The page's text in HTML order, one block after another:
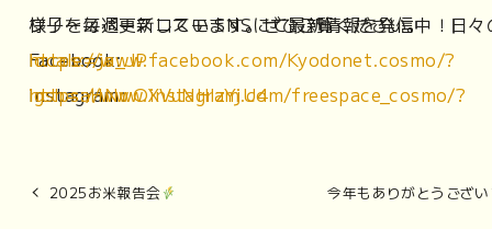
フリースペースコスモ SNSにて最新情報を発信中！日々の様子を毎週更新しています。ぜひご覧ください。
Facebook:
https://www.facebook.com/Kyodonet.cosmo/?locale=ja_JP
Instagram:
https://www.instagram.com/freespace_cosmo/?igsh=aHNwOXVuNHlzYjU4
2025お米報告会 今年もありがとうござ